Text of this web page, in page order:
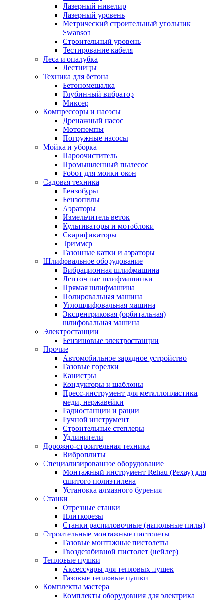
Лазерный нивелир
Лазерный уровень
Метрический строительный угольник
Swanson
Строительный уровень
Тестирование кабеля
Леса и опалубка
Лестницы
Техника для бетона
Бетономешалка
Глубинный вибратор
Миксер
Компрессоры и насосы
Дренажный насос
Мотопомпы
Погружные насосы
Мойка и уборка
Пароочиститель
Промышленный пылесос
Робот для мойки окон
Садовая техника
Бензобуры
Бензопилы
Аэраторы
Измельчитель веток
Культиваторы и мотоблоки
Скарификаторы
Триммер
Газонные катки и аэраторы
Шлифовальное оборудование
Вибрационная шлифмашина
Ленточные шлифмашинки
Прямая шлифмашина
Полировальная машина
Углошлифовальная машина
Эксцентриковая (орбитальная)
шлифовальная машина
Электростанции
Бензиновые электростанции
Прочие
Автомобильное зарядное устройство
Газовые горелки
Канистры
Кондукторы и шаблоны
Пресс-инструмент для металлопластика,
меди, нержавейки
Радиостанции и рации
Ручной инструмент
Строительные степлеры
Удлинители
Дорожно-строительная техника
Виброплиты
Специализированное оборудование
Монтажный инструмент Rehau (Рехау) для
сшитого полиэтилена
Установка алмазного бурения
Станки
Отрезные станки
Плиткорезы
Станки распиловочные (напольные пилы)
Строительные монтажные пистолеты
Газовые монтажные пистолеты
Гвоздезабивной пистолет (нейлер)
Тепловые пушки
Аксессуары для тепловых пушек
Газовые тепловые пушки
Комплекты мастера
Комплекты оборудовния для электрика